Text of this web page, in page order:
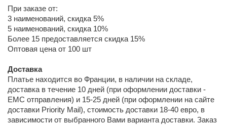
При заказе от:
3 наименований, скидка 5%
5 наименований, скидка 10%
Более 15 предоставляется скидка 15%
Оптовая цена от 100 шт
Доставка
Платье находится во Франции, в наличии на складе,
доставка в течение 10 дней (при оформлении доставки -
ЕМС отправления) и 15-25 дней (при оформлении на сайте
доставки Priority Mail), стоимость доставки 18-40 евро, в
зависимости от выбранного Вами варианта доставки. Заказ